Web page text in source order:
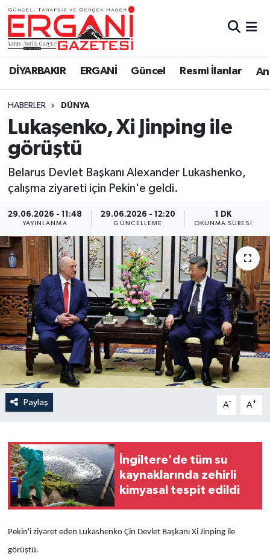
DİYARBAKIR ERGANİ Güncel Resmi İlanlar
HABERLER DÜNYA
Lukaşenko, Xi Jinping ile
görüştü
Belarus Devlet Başkanı Alexander Lukashenko,
çalışma ziyareti için Pekin'e geldi.
29.06.2026 - 11:48
YAYINLANMA
29.06.2026 - 12:20
GÜNCELLEME
1 DK
OKUNMA SÜRESI
Paylaş A- A+
İngiltere'de tüm su
kaynaklarında zehirli
kimyasal tespit edildi
Pekin'i ziyaret eden Lukashenko Çin Devlet Başkanı Xi Jinping ile
görüştü.
DİYARBAKIR
BİSMİL
BAĞLAR
ERGANİ
Güncel
Eği̇ti̇m
Resmi İlanlar
Spor
Yaşam
Anali̇z
Bi̇li̇m & Teknoloji̇
Dünya
Eği̇ti̇m
Ergani Nöbetçi Eczaneler
Ergani Hava Durumu
Ergani Trafik Yoğunluk Haritası
Süper Lig Puan Durumu ve Fikstür
Tüm Manşetler